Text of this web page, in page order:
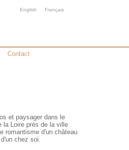
English Français
Contact
et paysager dans le
la Loire près de la ville
romantisme d'un château
chez soi.